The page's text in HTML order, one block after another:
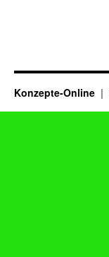
Konzepte-Online